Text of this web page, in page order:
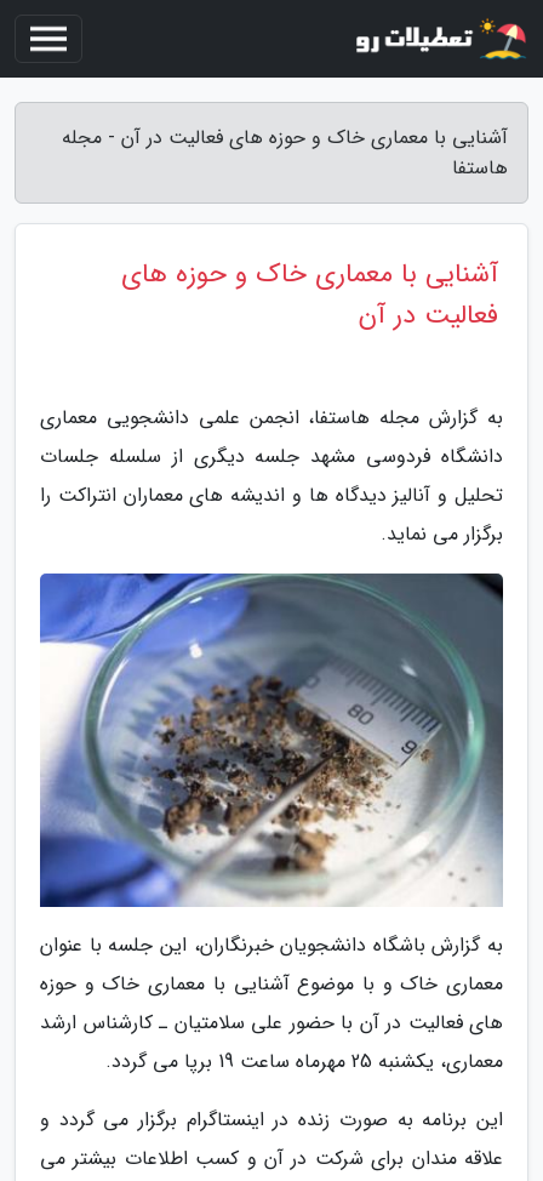
آشنایی با معماری خاک و حوزه های فعالیت در آن - مجله
هاستفا
آشنایی با معماری خاک و حوزه های
فعالیت در آن
به گزارش مجله هاستفا، انجمن علمی دانشجویی معماری
دانشگاه فردوسی مشهد جلسه دیگری از سلسله جلسات
تحلیل و آنالیز دیدگاه ها و اندیشه های معماران انتراکت را
برگزار می نماید.
به گزارش باشگاه دانشجویان خبرنگاران، این جلسه با عنوان
معماری خاک و با موضوع آشنایی با معماری خاک و حوزه
های فعالیت در آن با حضور علی سلامتیان ـ کارشناس ارشد
معماری، یکشنبه 25 مهرماه ساعت 19 برپا می گردد.
این برنامه به صورت زنده در اینستاگرام برگزار می گردد و
علاقه مندان برای شرکت در آن و کسب اطلاعات بیشتر می